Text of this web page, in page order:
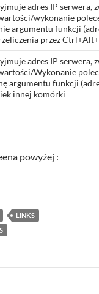
adres IP serwera,
wykonanie
argumentu funkcji
przez
adres IP serwera,
Wykonanie
argumentu funkcji
innej komórki
powyżej :
LINKS